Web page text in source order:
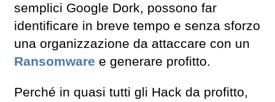
semplici Google Dork, possono far
identificare in breve tempo e senza sforzo
una organizzazione da attaccare con un
Ransomware e generare profitto.
Perché in quasi tutti gli Hack da profitto,